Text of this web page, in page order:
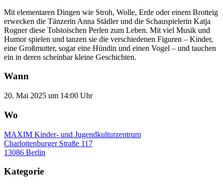
Mit elementaren Dingen wie Stroh, Wolle, Erde oder einem Brotteig
erwecken die Tänzerin Anna Städler und die Schauspielerin Katja
Rogner diese Tolstoischen Perlen zum Leben. Mit viel Musik und
Humor spielen und tanzen sie die verschiedenen Figuren – Kinder,
eine Großmutter, sogar eine Hündin und einen Vogel – und tauchen
ein in deren scheinbar kleine Geschichten.
Wann
20. Mai 2025 um 14:00 Uhr
Wo
MAXIM Kinder- und Jugendkulturzentrum
Charlottenburger Straße 117
13086 Berlin
Kategorie